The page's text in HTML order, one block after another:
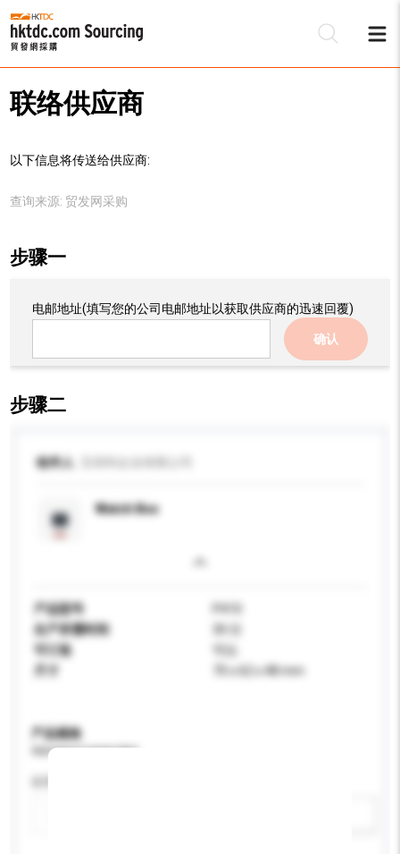
联络供应商
以下信息将传送给供应商:
查询来源: 贸发网采购
步骤一
电邮地址(填写您的公司电邮地址以获取供应商的迅速回覆)
确认
步骤二
收件人
Watch Box
产品型号
生产所需时间
30 日
可订造
可以
70 x 62 x 48 mm
产品规格
请提供您对产品的特定要求。